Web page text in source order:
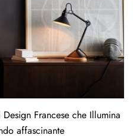
Francese che Illumina
affascinante